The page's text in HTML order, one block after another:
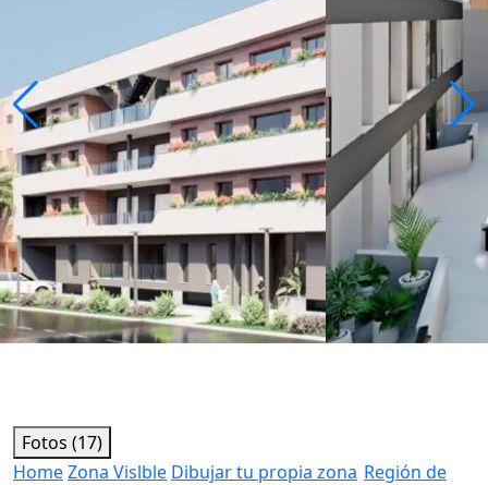
Fotos (17)
HomeZona Vislble Dibujar tu propia zona Región de